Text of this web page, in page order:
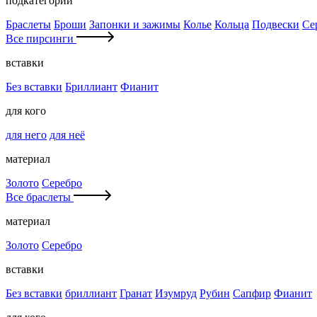
Браслеты Броши Запонки и зажимы Колье Кольца Подвески
Все пирсинги
вставки
Без вставки Бриллиант Фианит
для кого
для него для неё
материал
Золото Серебро
Все браслеты
материал
Золото Серебро
вставки
Без вставки бриллиант Гранат Изумруд Рубин Сапфир Фианит